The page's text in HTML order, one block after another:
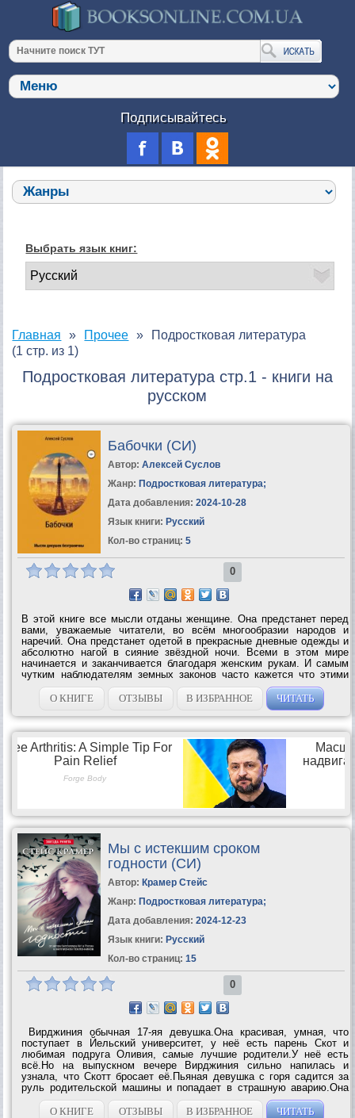
Подписывайтесь
Выбрать язык книг:
Главная Прочее
Подростковая литература
(1 стр. из 1)
Подростковая литература стр.1 - книги на
русском
Бабочки (СИ)
Автор: Алексей Суслов
Жанр: Подростковая литература;
Дата добавления: 2024-10-28
Язык книги: Русский
Кол-во страниц: 5
0
В этой книге все мысли отданы женщине. Она предстанет перед
вами, уважаемые читатели, во всём многообразии народов и
наречий. Она предстанет одетой в прекрасные дневные одежды и
абсолютно нагой в сияние звёздной ночи. Всеми в этом мире
начинается и заканчивается благодаря женским рукам. И самым
чутким наблюдателям земных законов часто кажется что этими
руками руководствуется сам Господь...
О КНИГЕ
ОТЗЫВЫ В ИЗБРАННОЕ ЧИТАТЬ
Мы с истекшим сроком
годности (СИ)
Автор: Крамер Стейс
Жанр: Подростковая литература;
Дата добавления: 2024-12-23
Язык книги: Русский
Кол-во страниц: 15
0
Вирджиния обычная 17-яя девушка.Она красивая, умная, что
поступает в Йельский университет, у неё есть парень Скот и
любимая подруга Оливия, самые лучшие родители.У неё есть
всё.Но на выпускном вечере Вирджиния сильно напилась и
узнала, что Скотт бросает её.Пьяная девушка с горя садится за
руль родительской машины и попадает в страшную аварию.Она
жива, но ноги пришлось ампутировать.Вирджиния не хочет так
жить.Жить инвалидом.Она...
О КНИГЕ ОТЗЫВЫ В ИЗБРАННОЕ ЧИТАТЬ